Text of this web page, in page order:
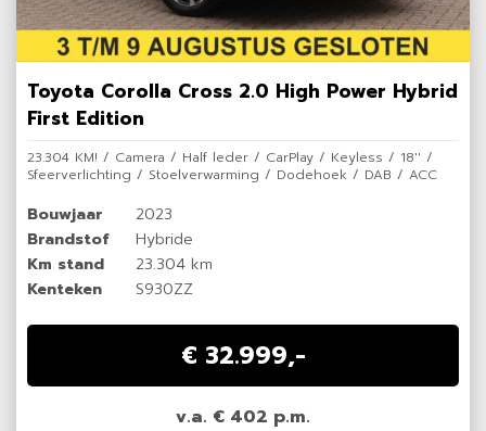
Toyota Corolla Cross 2.0 High Power Hybrid
First Edition
23.304 KM! / Camera / Half leder / CarPlay / Keyless / 18'' /
Sfeerverlichting / Stoelverwarming / Dodehoek / DAB / ACC
Bouwjaar
2023
Brandstof
Hybride
Km stand
23.304 km
Kenteken
S930ZZ
€ 32.999,-
v.a. € 402 p.m.